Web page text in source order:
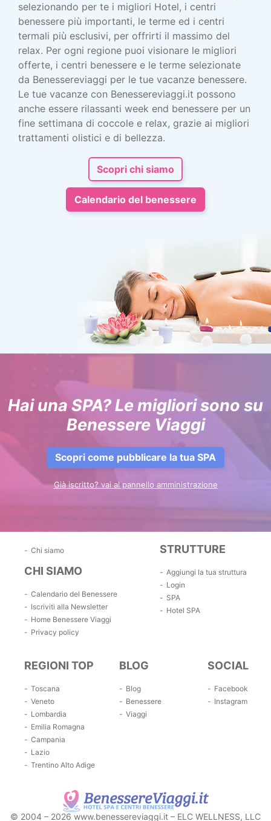
selezionando per te i migliori Hotel, i centri
benessere più importanti, le terme ed i centri
termali più esclusivi, per offrirti il massimo del
relax. Per ogni regione puoi visionare le migliori
offerte, i centri benessere e le terme selezionate
da Benessereviaggi per le tue vacanze benessere.
Le tue vacanze con Benessereviaggi.it possono
anche essere rilassanti week end benessere per un
fine settimana di coccole e relax, grazie ai migliori
trattamenti olistici e di bellezza.
Scopri chi siamo
Calendario del benessere
Hai una SPA? Le migliori sono su
Benessere Viaggi
Scopri come pubblicare la tua SPA
Già iscritto? vai al pannello amministrazione
Chi siamo
CHI SIAMO
Calendario del Benessere
Iscriviti alla Newsletter
Home Benessere Viaggi
Privacy policy
STRUTTURE
Aggiungi la tua struttura
Login
SPA
Hotel SPA
REGIONI TOP
Toscana
Veneto
Lombardia
Emilia Romagna
Campania
Lazio
Trentino Alto Adige
BLOG
Blog
Benessere
Viaggi
SOCIAL
Facebook
Instagram
© 2004 – 2026 www.benessereviaggi.it – ELC WELLNESS, LLC